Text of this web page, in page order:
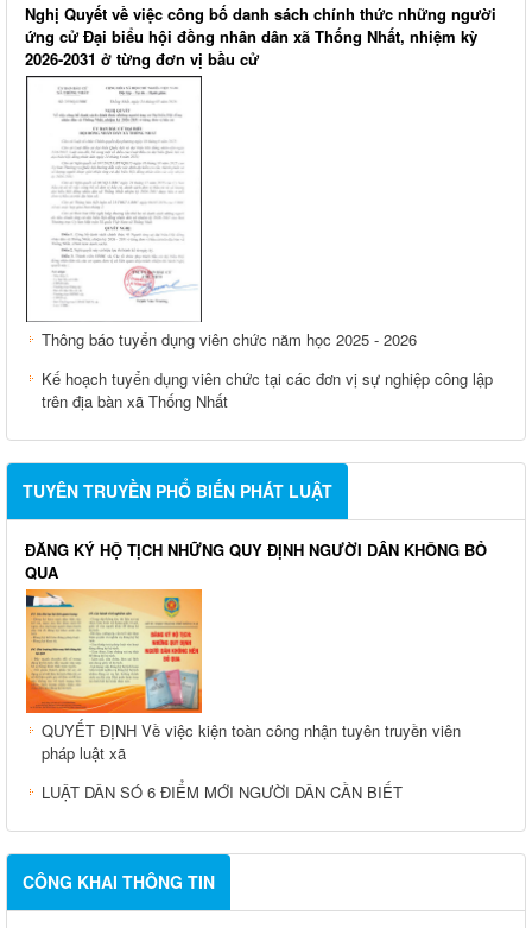
Nghị Quyết về việc công bố danh sách chính thức những người
ứng cử Đại biểu hội đồng nhân dân xã Thống Nhất, nhiệm kỳ
2026-2031 ở từng đơn vị bầu cử
Thông báo tuyển dụng viên chức năm học 2025 - 2026
Kế hoạch tuyển dụng viên chức tại các đơn vị sự nghiệp công lập
trên địa bàn xã Thống Nhất
TUYÊN TRUYỀN PHỔ BIẾN PHÁT LUẬT
ĐĂNG KÝ HỘ TỊCH NHỮNG QUY ĐỊNH NGƯỜI DÂN KHÔNG BỎ
QUA
QUYẾT ĐỊNH Về việc kiện toàn công nhận tuyên truyền viên
pháp luật xã
LUẬT DÂN SÓ 6 ĐIỂM MỚI NGƯỜI DÂN CẦN BIẾT
CÔNG KHAI THÔNG TIN